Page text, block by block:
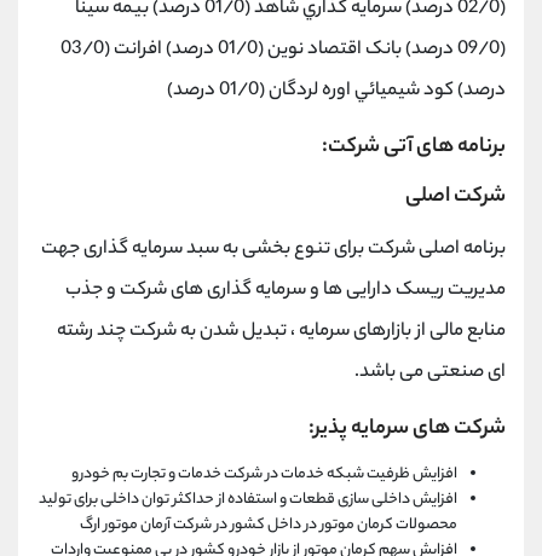
(02/0 درصد) سرمايه گذاري شاهد (01/0 درصد) بيمه سينا
(09/0 درصد) بانک اقتصاد نوين (01/0 درصد) افرانت (03/0
درصد) کود شيميائي اوره لردگان (01/0 درصد)
برنامه های آتی شرکت:
شرکت اصلی
برنامه اصلی شرکت برای تنوع بخشی به سبد سرمایه گذاری جهت
مدیریت ریسک دارایی ها و سرمایه گذاری های شرکت و جذب
منابع مالی از بازارهای سرمایه ، تبدیل شدن به شرکت چند رشته
ای صنعتی می باشد.
شرکت های سرمایه پذیر:
افزایش ظرفیت شبکه خدمات در شرکت خدمات و تجارت بم خودرو
افزایش داخلی سازی قطعات و استفاده از حداکثر توان داخلی برای تولید
محصولات کرمان موتور در داخل کشور در شرکت آرمان موتور ارگ
افزایش سهم کرمان موتور از بازار خودرو کشور در پی ممنوعیت واردات